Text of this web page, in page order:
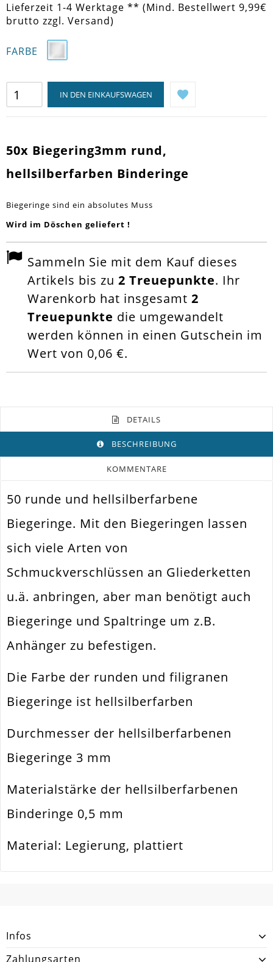
Lieferzeit 1-4 Werktage ** (Mind. Bestellwert 9,99€
brutto zzgl. Versand)
FARBE
IN DEN EINKAUFSWAGEN
50x Biegering3mm rund,
hellsilberfarben Binderinge
Biegeringe sind ein absolutes Muss
Wird im Döschen geliefert !
Sammeln Sie mit dem Kauf dieses
Artikels bis zu 2 Treuepunkte. Ihr
Warenkorb hat insgesamt 2
Treuepunkte die umgewandelt
werden können in einen Gutschein im
Wert von 0,06 €.
DETAILS
BESCHREIBUNG
KOMMENTARE
Farbe Hellsilber
Funktion Bindering
Spezifikation Biegeringe Offen
Verwendung
Befestigen Von Schmuckteilen /
Außen
Materialstärke 0.5mm
Ausführung
Menge 50 Stück
Zusatzinfo Wird Im Döschen Geliefert
50 runde und hellsilberfarbene
Biegeringe. Mit den Biegeringen lassen
sich viele Arten von
Schmuckverschlüssen an Gliederketten
u.ä. anbringen, aber man benötigt auch
Biegeringe und Spaltringe um z.B.
Anhänger zu befestigen.
Die Farbe der runden und filigranen
Biegeringe ist hellsilberfarben
Durchmesser der hellsilberfarbenen
Biegeringe 3 mm
Materialstärke der hellsilberfarbenen
Binderinge 0,5 mm
Material: Legierung, plattiert
Infos
Zahlungsarten